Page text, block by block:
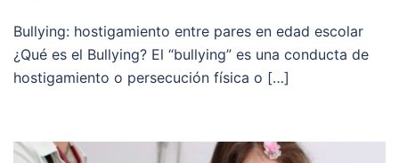
Bullying: hostigamiento entre pares en edad escolar
¿Qué es el Bullying? El “bullying” es una conducta de
hostigamiento o persecución física o […]